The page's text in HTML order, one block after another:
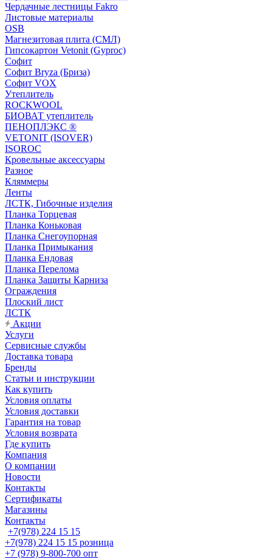
Чердачные лестницы Fakro
Листовые материалы
OSB
Магнезитовая плита (СМЛ)
Гипсокартон Vetonit (Gyproc)
Софит
Софит Bryza (Бриза)
Софит VOX
Утеплитель
ROCKWOOL
БИОВАТ утеплитель
ПЕНОПЛЭКС ®
VETONIT (ISOVER)
ISOROC
Кровельные аксессуары
Разное
Кляммеры
Ленты
ЛСТК, Гибочные изделия
Планка Торцевая
Планка Коньковая
Планка Снегоупорная
Планка Примыкания
Планка Ендовая
Планка Перелома
Планка Защиты Карниза
Ограждения
Плоский лист
ЛСТК
Акции
Услуги
Сервисные службы
Доставка товара
Бренды
Статьи и инструкции
Как купить
Условия оплаты
Условия доставки
Гарантия на товар
Условия возврата
Где купить
Компания
О компании
Новости
Контакты
Сертификаты
Магазины
Контакты
+7(978) 224 15 15
+7(978) 224 15 15 розница
+7 (978) 9-800-700 опт